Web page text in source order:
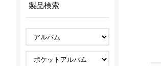
スマートフォン・
タブレット関連
オーダー手帳・ノベルティ制作
ドキュメントスキャニングサービ
IR情報
サステナビリティ
製品検索